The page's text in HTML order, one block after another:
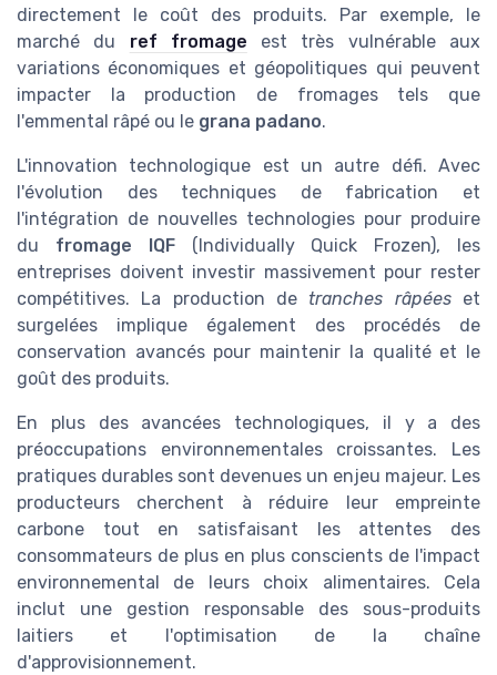
directement le coût des produits. Par exemple, le
marché du ref fromage est très vulnérable aux
variations économiques et géopolitiques qui peuvent
impacter la production de fromages tels que
l'emmental râpé ou le grana padano.
L'innovation technologique est un autre défi. Avec
l'évolution des techniques de fabrication et
l'intégration de nouvelles technologies pour produire
du fromage IQF(Individually Quick Frozen), les
entreprises doivent investir massivement pour rester
compétitives. La production de tranches râpéeset
surgelées implique également des procédés de
conservation avancés pour maintenir la qualité et le
goût des produits.
En plus des avancées technologiques, il y a des
préoccupations environnementales croissantes. Les
pratiques durables sont devenues un enjeu majeur. Les
producteurs cherchent à réduire leur empreinte
carbone tout en satisfaisant les attentes des
consommateurs de plus en plus conscients de l'impact
environnemental de leurs choix alimentaires. Cela
inclut une gestion responsable des sous-produits
laitiers et l'optimisation de la chaîne
d'approvisionnement.